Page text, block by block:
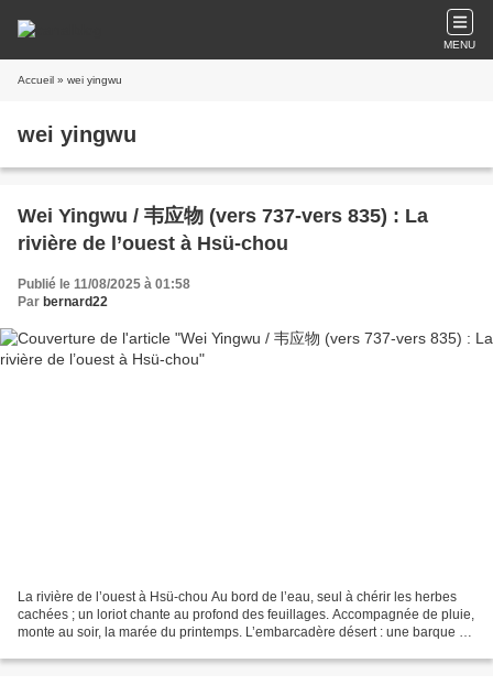
MENU
Accueil » wei yingwu
wei yingwu
Wei Yingwu / 韦应物 (vers 737-vers 835) : La
rivière de l’ouest à Hsü-chou
Publié le 11/08/2025 à 01:58
Par bernard22
La rivière de l’ouest à Hsü-chou Au bord de l’eau, seul à chérir les herbes
cachées ; un loriot chante au profond des feuillages. Accompagnée de pluie,
monte au soir, la marée du printemps. L’embarcadère désert : une barque à